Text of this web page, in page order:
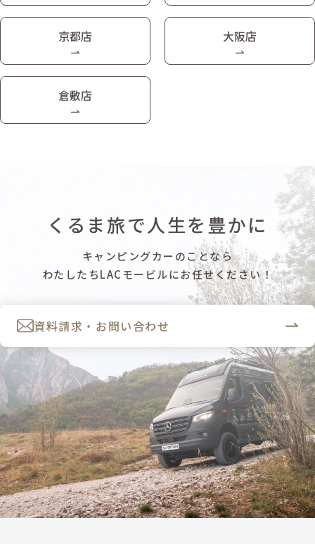
京都店 大阪店
倉敷店
くるま旅で人生を豊かに
キャンピングカーのことなら
わたしたちLACモービルにお任せください！
資料請求・お問い合わせ